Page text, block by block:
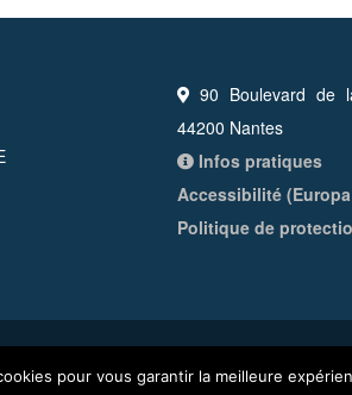
90 Boulevard de
44200 Nantes
Infos pratiques
Accessibilité
Politique de
Maison de l'Europe – Nantes
pour vous garantir la meilleure